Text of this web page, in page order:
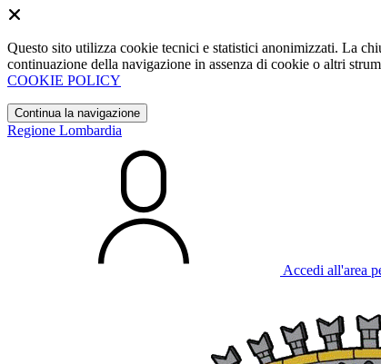
Questo sito utilizza cookie tecnici e statistici anonimizzati. La
continuazione della navigazione in assenza di cookie o altri
COOKIE POLICY
Continua la navigazione
Regione Lombardia
Accedi all'area